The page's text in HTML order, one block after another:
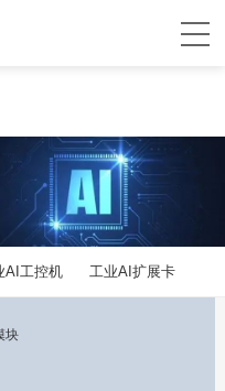
站,粉色成年视频
AI工控机 工业AI扩展卡